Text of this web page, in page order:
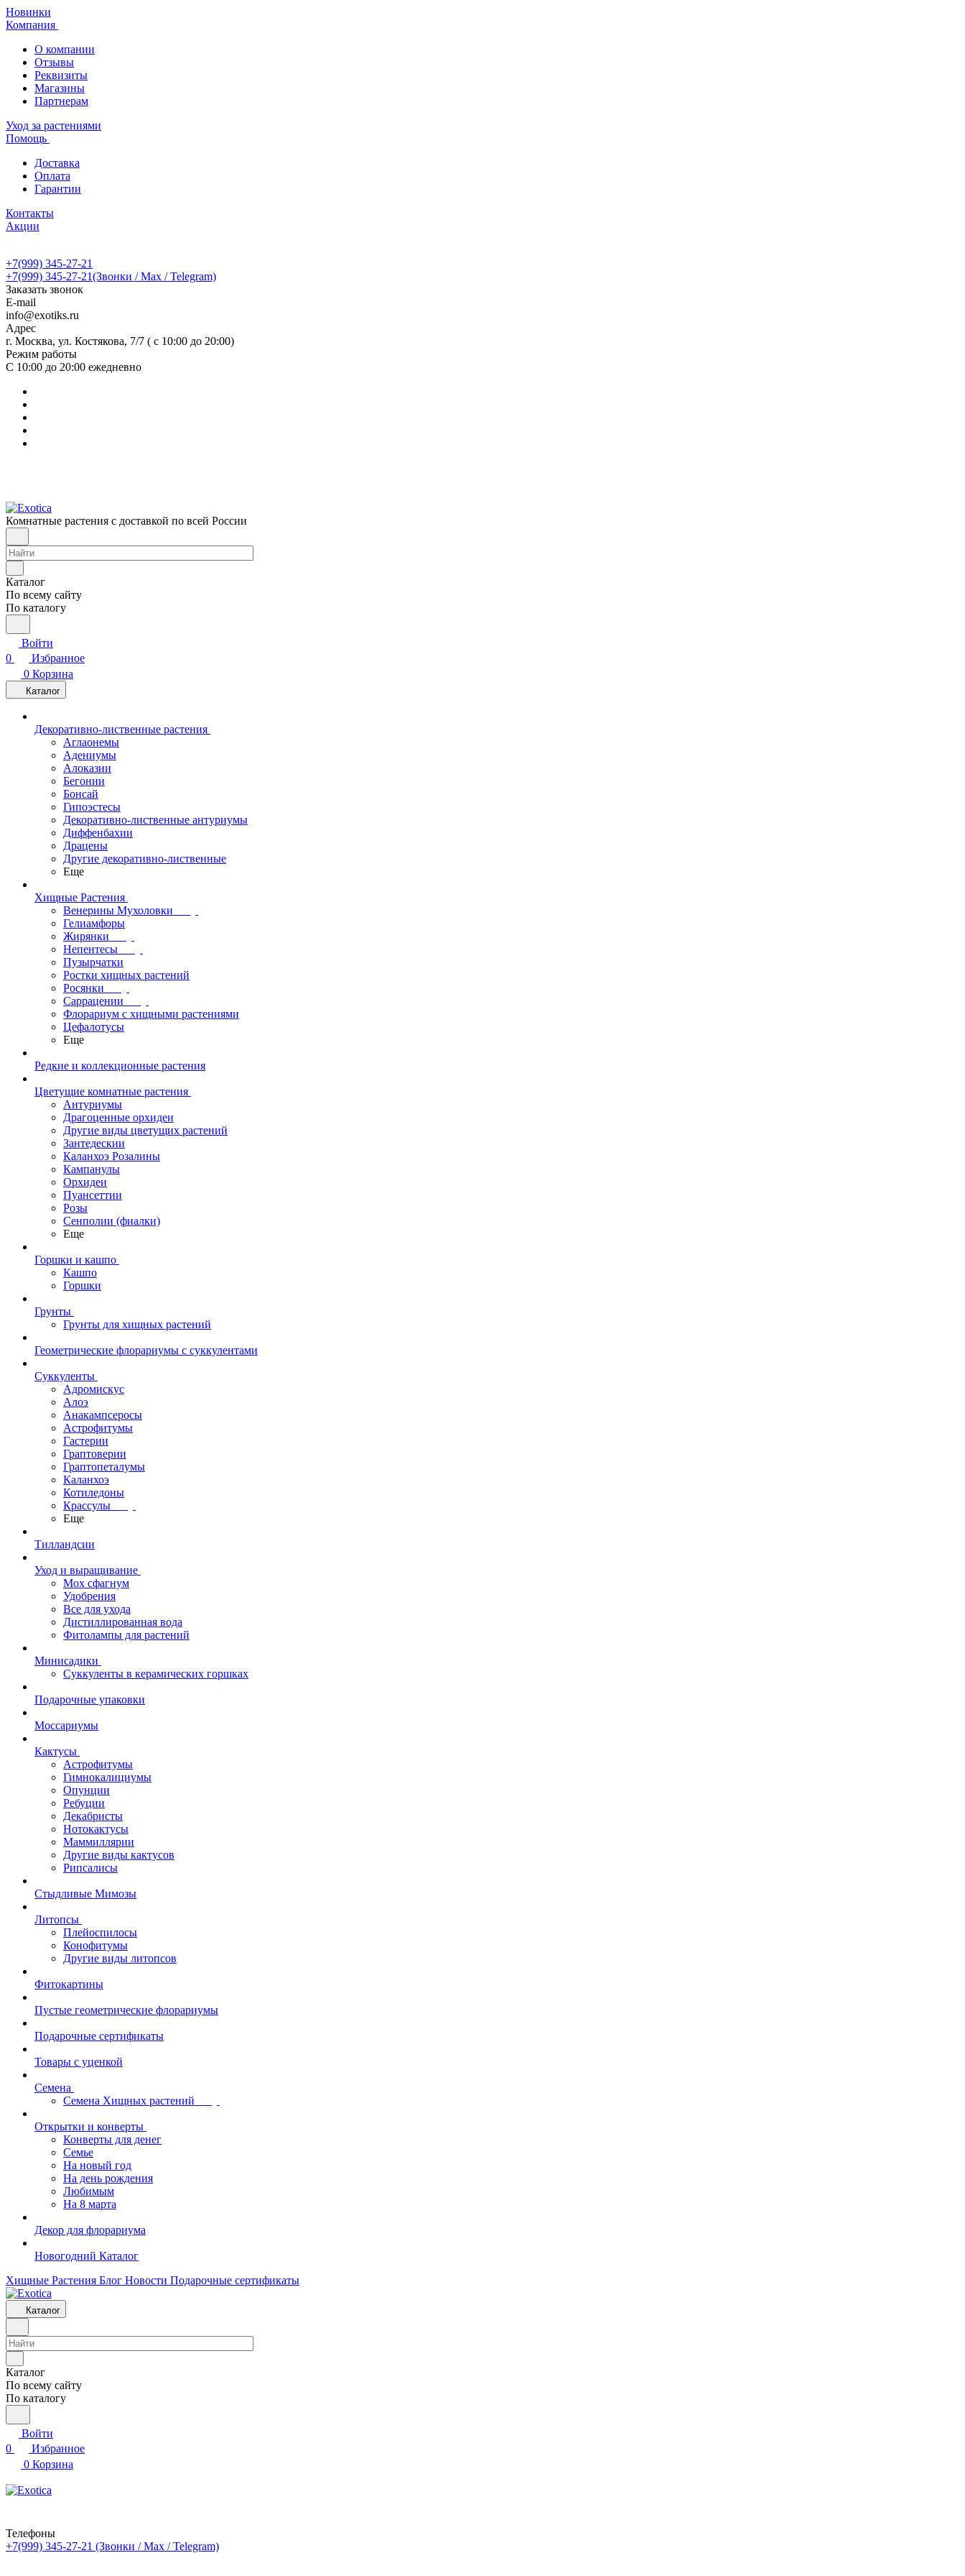
Новинки
Компания
О компании
Отзывы
Реквизиты
Магазины
Партнерам
Уход за растениями
Помощь
Доставка
Оплата
Гарантии
Контакты
Акции
+7(999) 345-27-21
+7(999) 345-27-21(Звонки / Max / Telegram)
Заказать звонок
E-mail
info@exotiks.ru
Адрес
г. Москва, ул. Костякова, 7/7 ( с 10:00 до 20:00)
Режим работы
С 10:00 до 20:00 ежедневно
Комнатные растения с доставкой по всей России
Каталог
По всему сайту
По каталогу
Войти
0
Избранное
0 Корзина
Каталог
Декоративно-лиственные растения
Аглаонемы
Адениумы
Алоказии
Бегонии
Бонсай
Гипоэстесы
Декоративно-лиственные антуриумы
Диффенбахии
Драцены
Другие декоративно-лиственные
Еще
Хищные Растения
Венерины Мухоловки
Гелиамфоры
Жирянки
Непентесы
Пузырчатки
Ростки хищных растений
Росянки
Саррацении
Флорариум с хищными растениями
Цефалотусы
Еще
Редкие и коллекционные растения
Цветущие комнатные растения
Антуриумы
Драгоценные орхидеи
Другие виды цветущих растений
Зантедескии
Каланхоэ Розалины
Кампанулы
Орхидеи
Пуансеттии
Розы
Сенполии (фиалки)
Еще
Горшки и кашпо
Кашпо
Горшки
Грунты
Грунты для хищных растений
Геометрические флорариумы с суккулентами
Суккуленты
Адромискус
Алоэ
Анакампсеросы
Астрофитумы
Гастерии
Граптоверии
Граптопеталумы
Каланхоэ
Котиледоны
Крассулы
Еще
Тилландсии
Уход и выращивание
Мох сфагнум
Удобрения
Все для ухода
Дистиллированная вода
Фитолампы для растений
Минисадики
Суккуленты в керамических горшках
Подарочные упаковки
Моссариумы
Кактусы
Астрофитумы
Гимнокалициумы
Опунции
Ребуции
Декабристы
Нотокактусы
Маммиллярии
Другие виды кактусов
Рипсалисы
Стыдливые Мимозы
Литопсы
Плейоспилосы
Конофитумы
Другие виды литопсов
Фитокартины
Пустые геометрические флорариумы
Подарочные сертификаты
Товары с уценкой
Семена
Семена Хищных растений
Открытки и конверты
Конверты для денег
Семье
На новый год
На день рождения
Любимым
На 8 марта
Декор для флорариума
Новогодний Каталог
Хищные Растения Блог Новости Подарочные сертификаты
Каталог
Каталог
По всему сайту
По каталогу
Войти
0
Избранное
0 Корзина
Телефоны
+7(999) 345-27-21 (Звонки / Max / Telegram)